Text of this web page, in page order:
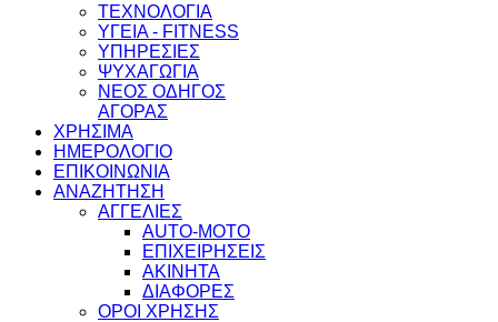
ΤΕΧΝΟΛΟΓΙΑ
ΥΓΕΙΑ - FITNESS
ΥΠΗΡΕΣΙΕΣ
ΨΥΧΑΓΩΓΙΑ
ΝΕΟΣ ΟΔΗΓΟΣ
ΑΓΟΡΑΣ
ΧΡΗΣΙΜΑ
ΗΜΕΡΟΛΟΓΙΟ
ΕΠΙΚΟΙΝΩΝΙΑ
ΑΝΑΖΗΤΗΣΗ
ΑΓΓΕΛΙΕΣ
AUTO-MOTO
ΕΠΙΧΕΙΡΗΣΕΙΣ
ΑΚΙΝΗΤΑ
ΔΙΑΦΟΡΕΣ
ΟΡΟΙ ΧΡΗΣΗΣ